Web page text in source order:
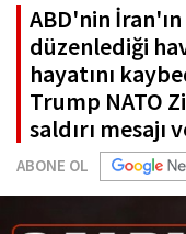
ABD'nin
düzenlediği
hayatını
Trump NATO
saldırı mesajı
ABONE OL